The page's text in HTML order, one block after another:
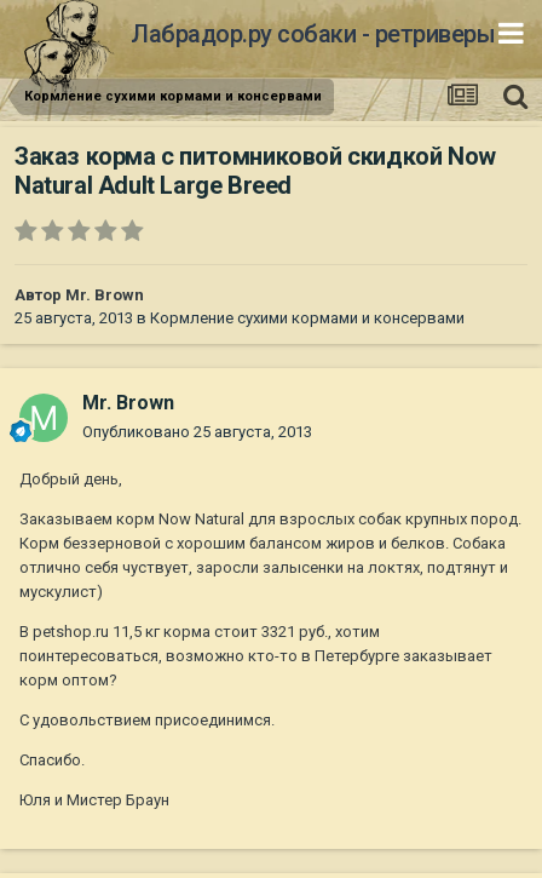
Лабрадор.ру собаки - ретриверы
Кормление сухими кормами и консервами
Заказ корма с питомниковой скидкой Now
Natural Adult Large Breed
Автор Mr. Brown
25 августа, 2013 в Кормление сухими кормами и консервами
Mr. Brown
Опубликовано 25 августа, 2013
Добрый день,
Заказываем корм Now Natural для взрослых собак крупных пород.
Корм беззерновой с хорошим балансом жиров и белков. Собака
отлично себя чуствует, заросли залысенки на локтях, подтянут и
мускулист)
В petshop.ru 11,5 кг корма стоит 3321 руб., хотим
поинтересоваться, возможно кто-то в Петербурге заказывает
корм оптом?
С удовольствием присоединимся.
Спасибо.
Юля и Мистер Браун